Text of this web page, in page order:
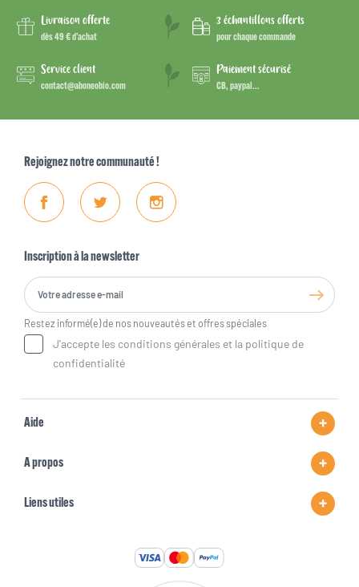
Livraison offerte
dès 49 € d’achat
3 échantillons offerts
pour chaque commande
Service client
contact@aboneobio.com
Paiement sécurisé
CB, paypal...
Rejoignez notre communauté !
FacebookTwitter Instagram
Inscription à la newsletter
Restez informé(e) de nos nouveautés et offres spéciales
J'accepte les conditions générales et la politique de
confidentialité
Aide
A propos
Liens utiles